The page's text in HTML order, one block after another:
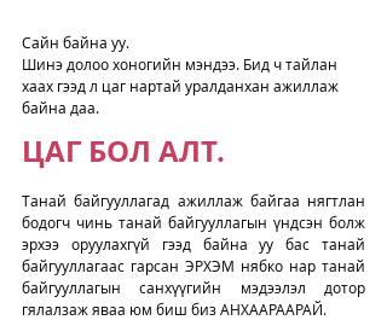
Сайн байна уу.
Шинэ долоо хоногийн мэндээ. Бид ч тайлан
хаах гээд л цаг нартай уралданхан ажиллаж
байна даа.
ЦАГ БОЛ АЛТ.
Танай байгууллагад ажиллаж байгаа нягтлан
бодогч чинь танай байгууллагын үндсэн болж
эрхээ оруулахгүй гээд байна уу бас танай
байгууллагаас гарсан ЭРХЭМ нябко нар танай
байгууллагын санхүүгийн мэдээлэл дотор
гялалзаж яваа юм биш биз АНХААРААРАЙ.